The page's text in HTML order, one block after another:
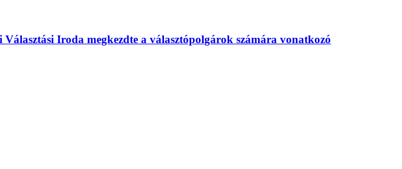
Iroda megkezdte a választópolgárok számára vonatkozó